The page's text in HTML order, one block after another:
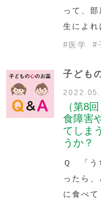
って、
生によれ
# 医学 #
子ども
（第8
食障害
てしま
うか？
Ｑ 「う
ったら
に食べ